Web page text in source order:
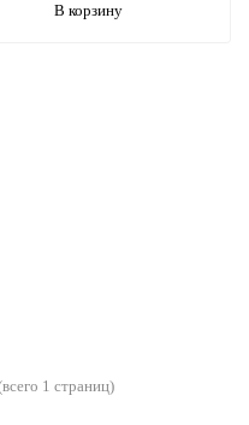
В корзину
1 страниц)